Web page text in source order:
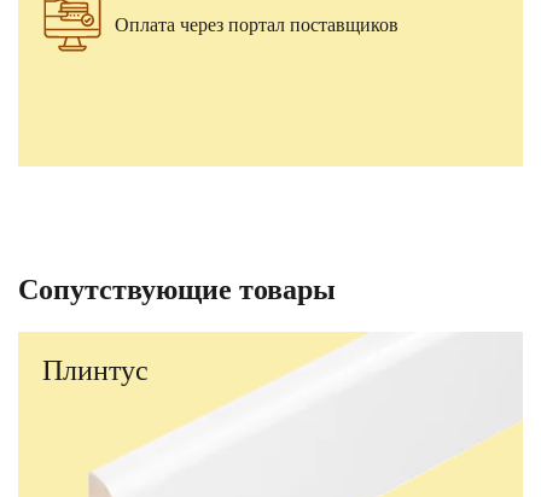
Оплата через портал поставщиков
Сопутствующие товары
Плинтус